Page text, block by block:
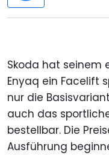
Skoda hat seinem
Enyaq ein Facelift
nur die
auch das
bestellbar. Die
Ausführung